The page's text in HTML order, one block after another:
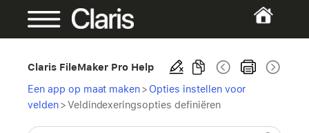
Claris FileMaker Pro Help
Een app op maat maken> Opties instellen voor
velden>Veldindexeringsopties definiëren